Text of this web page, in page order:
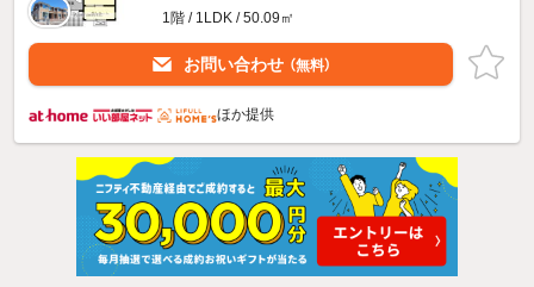
1階 / 1LDK / 50.09㎡
お問い合わせ （無料）
ほか提供